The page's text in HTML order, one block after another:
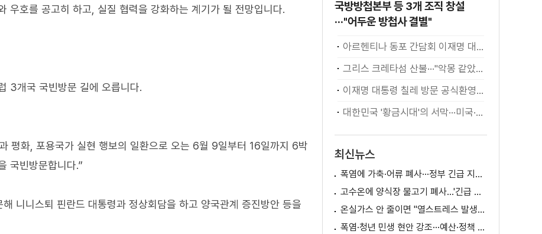
우호를 공고히 하고, 실질 협력을 강화하는 계기가 될 전망입니다.
3개국 국빈방문 길에 오릅니다.
평화, 포용국가 실현 행보의 일환으로 오는 6월 9일부터 16일까지 6박
국빈방문합니다.”
니니스퇴 핀란드 대통령과 정상회담을 하고 양국관계 증진방안 등을
국방방첩본부 등 3개 조직 창설
···"어두운 방첩사 결별"
아르헨티나 동포 간담회 이재명 대통령 모두발언
그리스 크레타섬 산불···"악몽 같았다" [월드 투데이]
이재명 대통령 칠레 방문 공식환영식
대한민국 '황금시대'의 서막···미국·남미 순방 성과 총정리 [정.주.행]
최신뉴스
폭염에 가축·어류 폐사···정부 긴급 지원책 마련
고수온에 양식장 물고기 폐사...'긴급 방류' 지원
온실가스 안 줄이면 "열스트레스 발생일 29배 증가"
폭염·청년 민생 현안 강조···예산·정책 방향 제시